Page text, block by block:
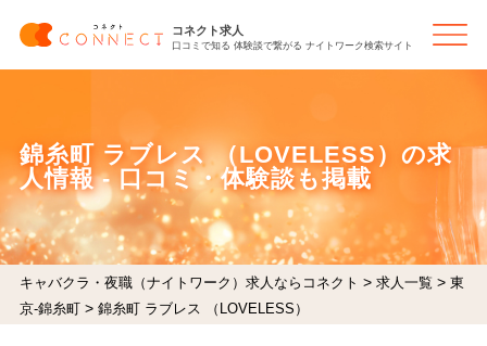
コネクト求人
口コミで知る 体験談で繋がる ナイトワーク検索サイト
錦糸町 ラブレス （LOVELESS）の求
人情報 - 口コミ・体験談も掲載
キャバクラ・夜職（ナイトワーク）求人ならコネクト > 求人一覧 > 東
京-錦糸町> 錦糸町 ラブレス （LOVELESS）